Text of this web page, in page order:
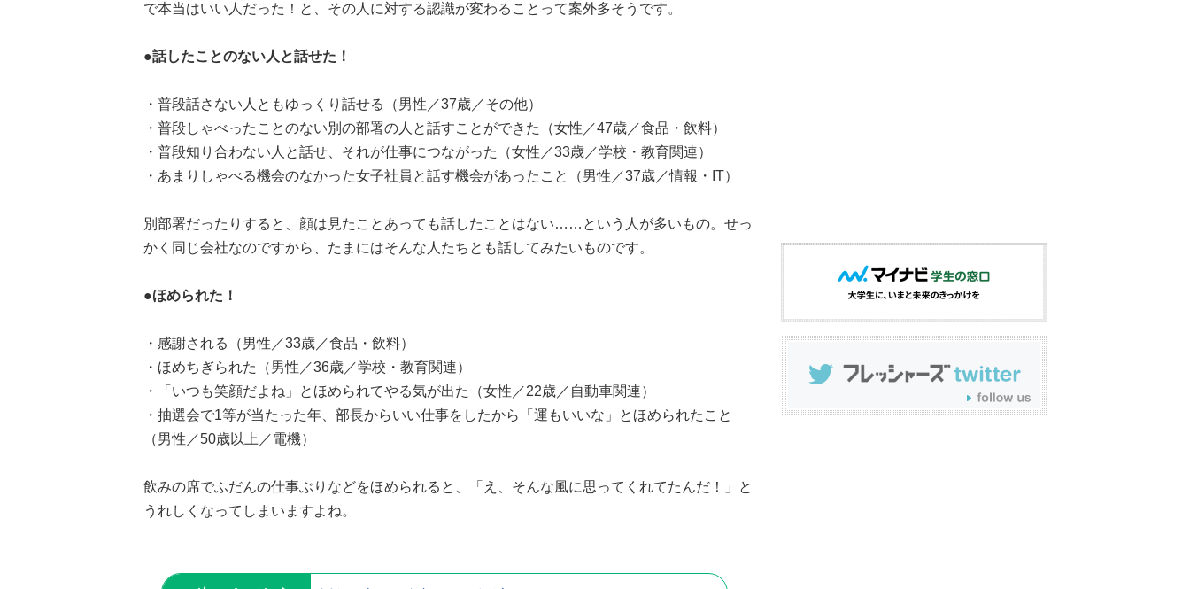
で本当はいい人だった！と、その人に対する認識が変わることって案外多そうです。
●話したことのない人と話せた！
・普段話さない人ともゆっくり話せる（男性／37歳／その他）
・普段しゃべったことのない別の部署の人と話すことができた（女性／47歳／食品・飲料）
・普段知り合わない人と話せ、それが仕事につながった（女性／33歳／学校・教育関連）
・あまりしゃべる機会のなかった女子社員と話す機会があったこと（男性／37歳／情報・IT）
別部署だったりすると、顔は見たことあっても話したことはない……という人が多いもの。せっ
かく同じ会社なのですから、たまにはそんな人たちとも話してみたいものです。
●ほめられた！
・感謝される（男性／33歳／食品・飲料）
・ほめちぎられた（男性／36歳／学校・教育関連）
・「いつも笑顔だよね」とほめられてやる気が出た（女性／22歳／自動車関連）
・抽選会で1等が当たった年、部長からいい仕事をしたから「運もいいな」とほめられたこと
（男性／50歳以上／電機）
飲みの席でふだんの仕事ぶりなどをほめられると、「え、そんな風に思ってくれてたんだ！」と
うれしくなってしまいますよね。